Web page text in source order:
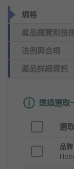
規格
產品概覽和技
法例與合規
產品詳細資訊
透過選取
選
品牌